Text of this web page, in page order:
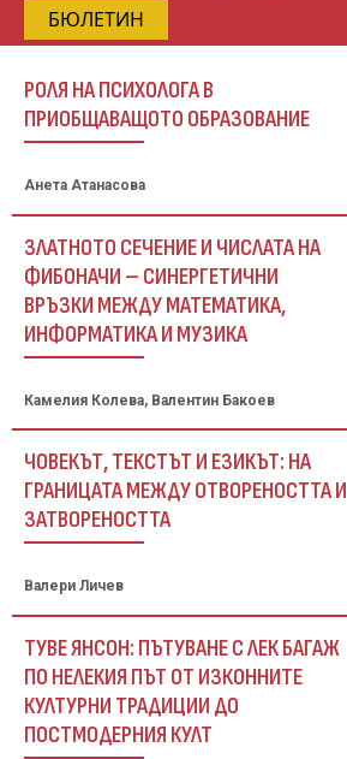
БЮЛЕТИН
РОЛЯ НА ПСИХОЛОГА В
ПРИОБЩАВАЩОТО ОБРАЗОВАНИЕ
Анета Атанасова
ЗЛАТНОТО СЕЧЕНИЕ И ЧИСЛАТА НА
ФИБОНАЧИ – СИНЕРГЕТИЧНИ
ВРЪЗКИ МЕЖДУ МАТЕМАТИКА,
ИНФОРМАТИКА И МУЗИКА
Камелия Колева, Валентин Бакоев
ЧОВЕКЪТ, ТЕКСТЪТ И ЕЗИКЪТ: НА
ГРАНИЦАТА МЕЖДУ ОТВОРЕНОСТТА И
ЗАТВОРЕНОСТТА
Валери Личев
ТУВЕ ЯНСОН: ПЪТУВАНЕ С ЛЕК БАГАЖ
ПО НЕЛЕКИЯ ПЪТ ОТ ИЗКОННИТЕ
КУЛТУРНИ ТРАДИЦИИ ДО
ПОСТМОДЕРНИЯ КУЛТ